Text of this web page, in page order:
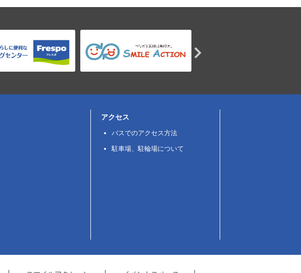
アクセス
バスでのアクセス方法
駐車場、駐輪場について